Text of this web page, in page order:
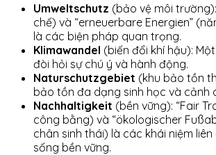
Umweltschutz (bảo vệ môi
chế) và “erneuerbare Energien”
là các biện pháp quan trọng.
Klimawandel (biến đổi khí hậu):
đòi hỏi sự chú ý và hành động.
Naturschutzgebiet (khu bảo tồn
bảo tồn đa dạng sinh học và cảnh
Nachhaltigkeit (bền vững): “Fair
công bằng) và “ökologischer
chân sinh thái) là các khái niệm
sống bền vững.